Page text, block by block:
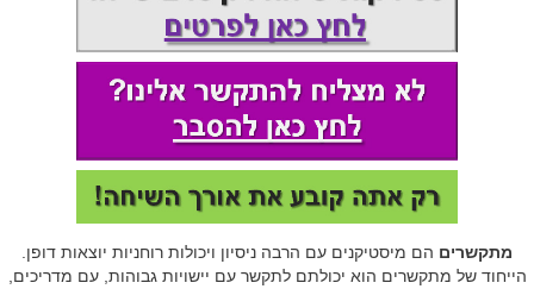
מתקשרים הם מיסטיקנים עם הרבה ניסיון ויכולות רוחניות יוצאות דופן.
הייחוד של מתקשרים הוא יכולתם לתקשר עם יישויות גבוהות, עם מדריכים,